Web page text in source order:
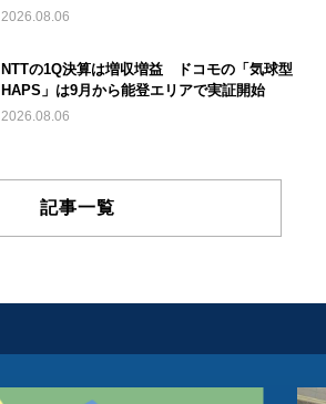
2026.08.06
NTTの1Q決算は増収増益 ドコモの「気球型
HAPS」は9月から能登エリアで実証開始
2026.08.06
記事一覧